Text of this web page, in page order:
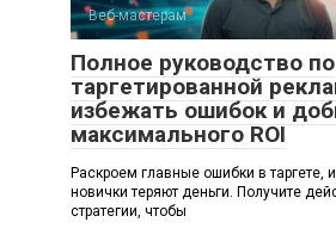
Веб-мастерам
Полное руководство по
таргетированной
избежать ошибок и
максимального ROI
Раскроем главные ошибки в таргете,
новички теряют деньги. Получите
стратегии, чтобы